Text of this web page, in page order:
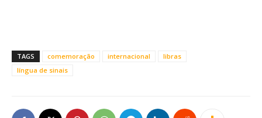
TAGS comemoração internacional
libras
língua de sinais